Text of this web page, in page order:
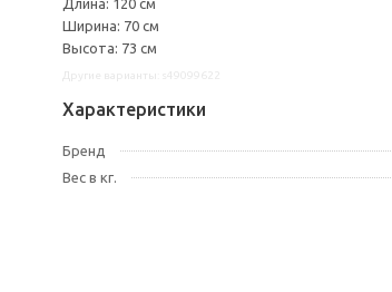
Длина: 120 см
Ширина: 70 см
Высота: 73 см
Характеристики
Бренд
Вес в кг.